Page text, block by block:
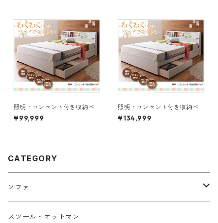
照明・コンセント付き収納ベ
ッド Miana ミアーナ 国産ポケ
ットコイルマットレス付き ダ
¥99,999
照明・コンセント付き収納ベ
ッド Miana ミアーナ ラテック
ス入り国産ポケットコイルマ
¥134,999
CATEGORY
ソファ
１人掛け
スツール・オットマン